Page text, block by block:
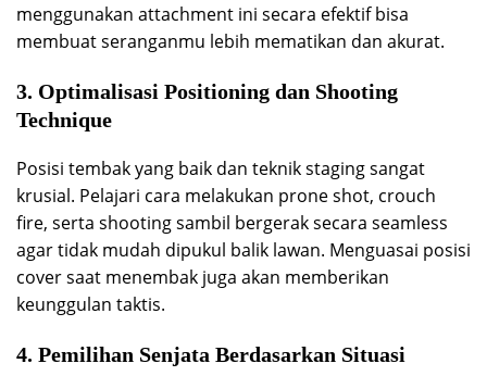
menggunakan attachment ini secara efektif bisa
membuat seranganmu lebih mematikan dan akurat.
3. Optimalisasi Positioning dan Shooting
Technique
Posisi tembak yang baik dan teknik staging sangat
krusial. Pelajari cara melakukan prone shot, crouch
fire, serta shooting sambil bergerak secara seamless
agar tidak mudah dipukul balik lawan. Menguasai posisi
cover saat menembak juga akan memberikan
keunggulan taktis.
4. Pemilihan Senjata Berdasarkan Situasi